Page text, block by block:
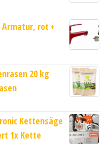
Armatur, rot +
20 kg
Kettensäge
1x Kette